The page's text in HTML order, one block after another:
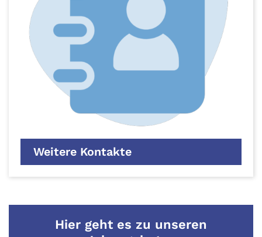
Weitere Kontakte
Hier geht es zu unseren